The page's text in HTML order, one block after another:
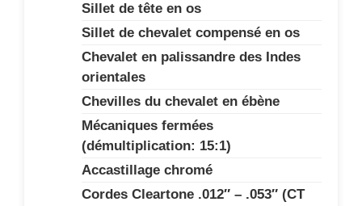
Sillet de tête en os
Sillet de chevalet compensé en os
Chevalet en palissandre des Indes
orientales
Chevilles du chevalet en ébène
Mécaniques fermées
(démultiplication: 15:1)
Accastillage chromé
Cordes Cleartone .012″ – .053″ (CT